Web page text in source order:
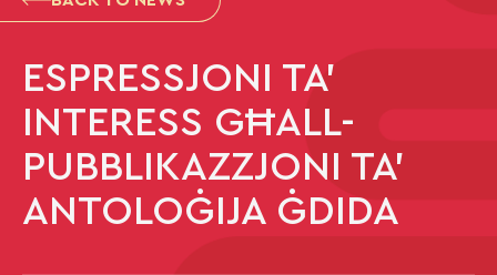
ESPRESSJONI TA’
INTERESS GĦALL-
PUBBLIKAZZJONI TA’
ANTOLOĠIJA ĠDIDA